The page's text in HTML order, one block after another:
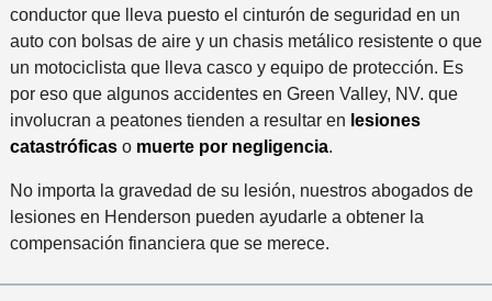
conductor que lleva puesto el cinturón de seguridad en un
auto con bolsas de aire y un chasis metálico resistente o que
un motociclista que lleva casco y equipo de protección. Es
por eso que algunos accidentes en Green Valley, NV. que
involucran a peatones tienden a resultar en lesiones
catastróficaso muerte por negligencia.
No importa la gravedad de su lesión, nuestros abogados de
lesiones en Henderson pueden ayudarle a obtener la
compensación financiera que se merece.